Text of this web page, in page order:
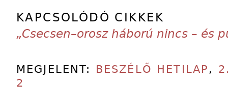
KAPCSOLÓDÓ CIKKEK
„Csecsen–orosz háború nincs – és
MEGJELENT: BESZÉLŐ HETILAP ,
2